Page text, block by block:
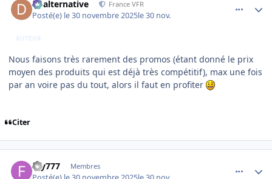
dbalternative France VFR
Posté(e) le 30 novembre 2025le 30 nov.
AUTEUR
Nous faisons très rarement des promos (étant donné le prix
moyen des produits qui est déjà très compétitif), max une fois
par an voire pas du tout, alors il faut en profiter
Citer
Fry777 Membres